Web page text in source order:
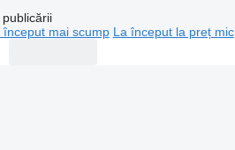
publicării
început mai scump La început la preț mic